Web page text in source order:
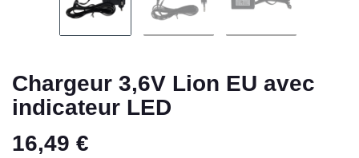
Chargeur 3,6V Lion EU avec
indicateur LED
16,49 €